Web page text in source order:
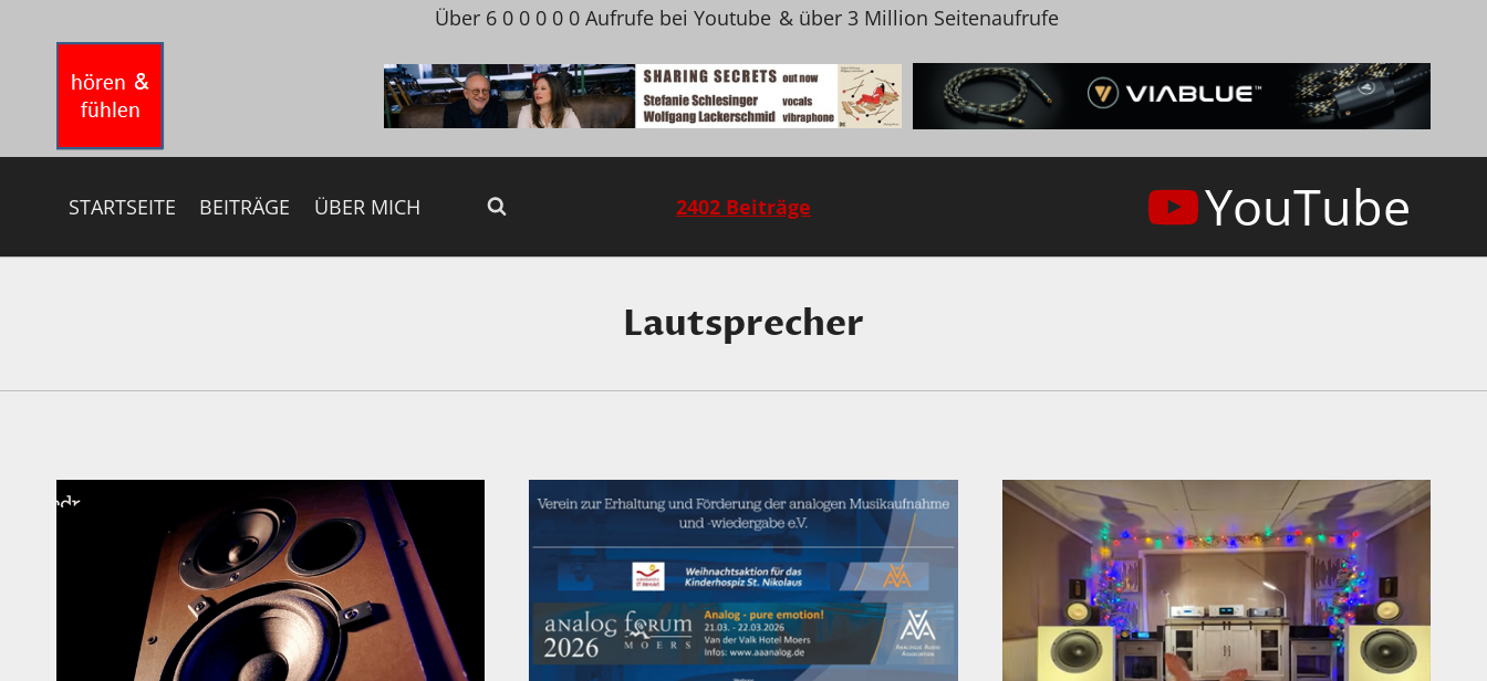
springen
Über 6 0 0 0 0 0 Aufrufe bei Youtube & über 3 Million Seitenaufrufe
STARTSEITE BEITRÄGE ÜBER MICH 2402 Beiträge YouTube
Lautsprecher